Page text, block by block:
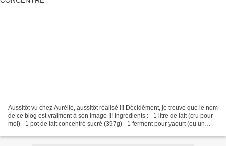
Aussitôt vu chez Aurélie, aussitôt réalisé !!! Décidément, je trouve que le nom
de ce blog est vraiment à son image !!! Ingrédients : - 1 litre de lait (cru pour
moi) - 1 pot de lait concentré sucré (397g) - 1 ferment pour yaourt (ou un